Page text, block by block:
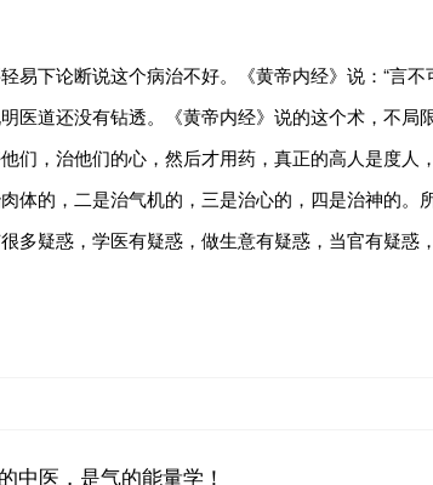
易下论断说这个病治不好。《黄帝内经》说：“言不
医道还没有钻透。《黄帝内经》说的这个术，不
们，治他们的心，然后才用药，真正的高人是度
体的，二是治气机的，三是治心的，四是治神的。
多疑惑，学医有疑惑，做生意有疑惑，当官有疑惑
中医，是气的能量学！